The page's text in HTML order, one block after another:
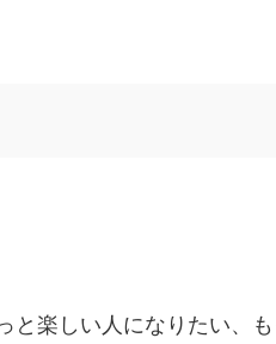
楽しい人になりたい、も